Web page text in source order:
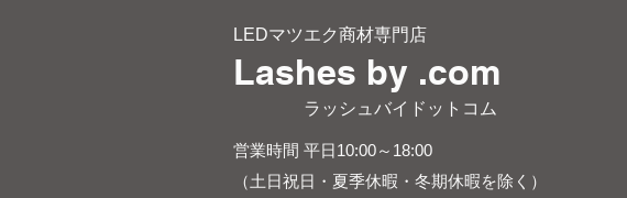
LEDマツエク商材専門店
Lashes by .com
​ ラッシュバイドットコム
営業時間 平日10:00～18:00
（土日祝日・夏季休暇・冬期休暇を除く）